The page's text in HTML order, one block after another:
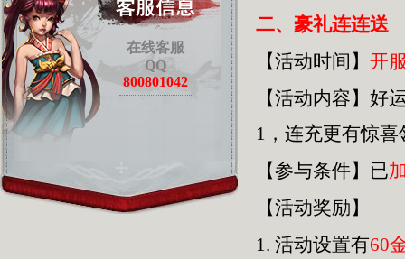
在线客服
QQ
800801042
二、豪礼连连送
【活动时间】 开
【活动内容】好
1，连充更有惊
【参与条件】已
【活动奖励】
1. 活动设置有60